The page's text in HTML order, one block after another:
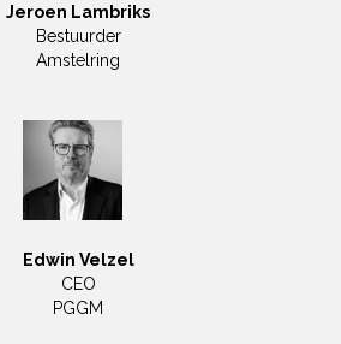
Jeroen Lambriks
Bestuurder
Amstelring
Edwin Velzel
CEO
PGGM